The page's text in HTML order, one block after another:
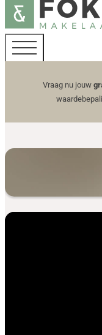
Vraag nu jouw